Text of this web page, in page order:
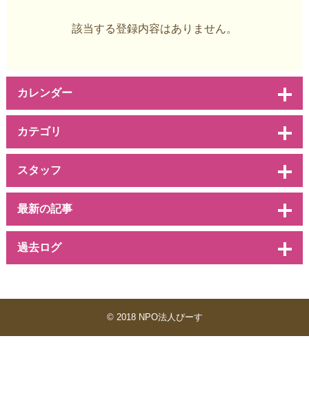
該当する登録内容はありません。
カレンダー
カテゴリ
スタッフ
最新の記事
過去ログ
© 2018 NPO法人ぴーす